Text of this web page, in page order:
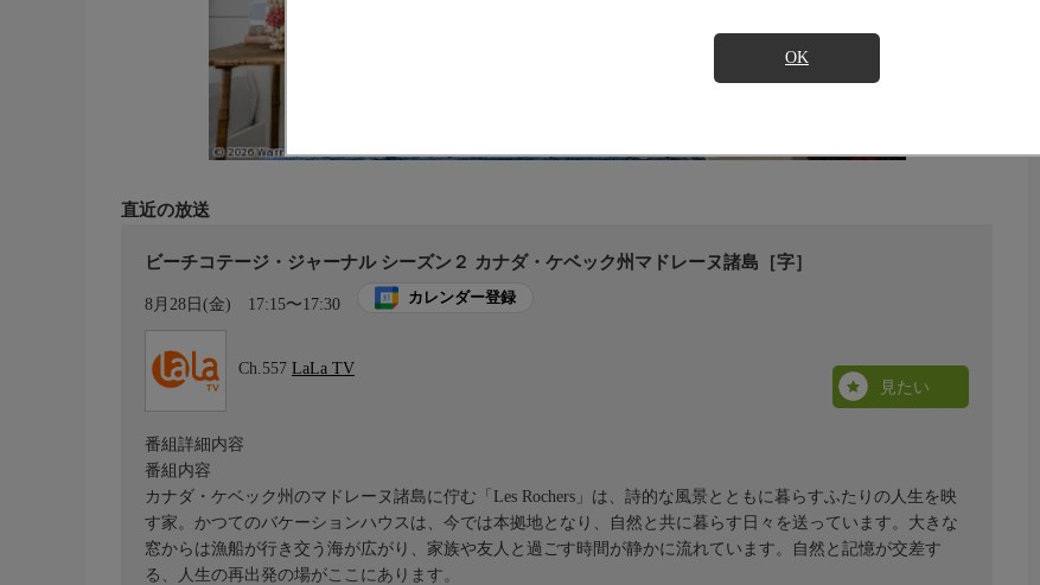
OK
直近の放送
ビーチコテージ・ジャーナル シーズン２ カナダ・ケベック州マドレーヌ諸島［字］
8月28日(金) 17:15〜17:30 カレンダー登録
Ch.557 LaLa TV
見たい
番組詳細内容
番組内容
カナダ・ケベック州のマドレーヌ諸島に佇む「Les Rochers」は、詩的な風景とともに暮らすふたりの人生を映
す家。かつてのバケーションハウスは、今では本拠地となり、自然と共に暮らす日々を送っています。大きな
窓からは漁船が行き交う海が広がり、家族や友人と過ごす時間が静かに流れています。自然と記憶が交差す
る、人生の再出発の場がここにあります。